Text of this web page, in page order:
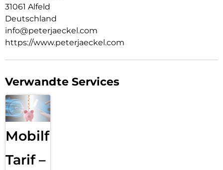
31061 Alfeld
Deutschland
info@peterjaeckel.com
https://www.peterjaeckel.com
Verwandte Services
Mobilfunk
Tarif –